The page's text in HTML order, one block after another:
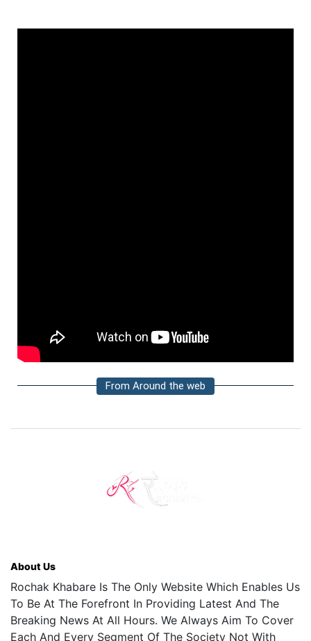
From Around the web
About Us
Rochak Khabare Is The Only Website Which Enables Us
To Be At The Forefront In Providing Latest And The
Breaking News At All Hours. We Always Aim To Cover
Each And Every Segment Of The Society Not With